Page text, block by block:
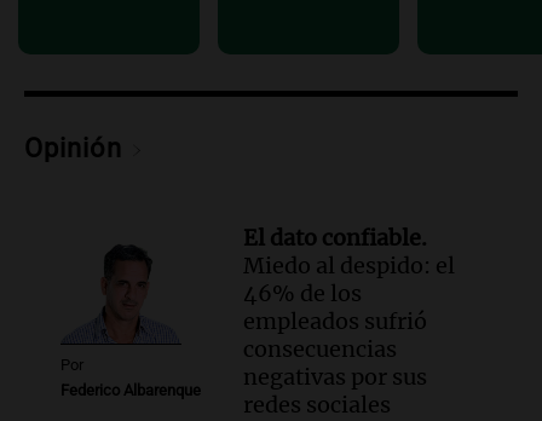
histórico limpiavidrios
Episodios
Opinión
Por
Federico Albarenque
El dato confiable.
Miedo al despido: el
46% de los
empleados sufrió
consecuencias
negativas por sus
redes sociales